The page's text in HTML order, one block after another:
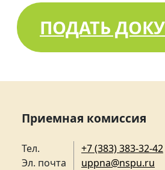
ПОДАТЬ
Приемная комиссия
Тел.
Эл. почта
+7 (383) 383-32-42
uppna@nspu.ru